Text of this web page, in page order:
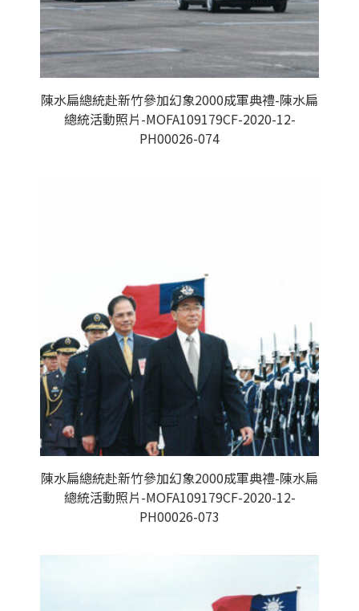
陳水扁總統赴新竹參加幻象2000成軍典禮-陳水扁
總統活動照片-MOFA109179CF-2020-12-
PH00026-074
陳水扁總統赴新竹參加幻象2000成軍典禮-陳水扁
總統活動照片-MOFA109179CF-2020-12-
PH00026-073